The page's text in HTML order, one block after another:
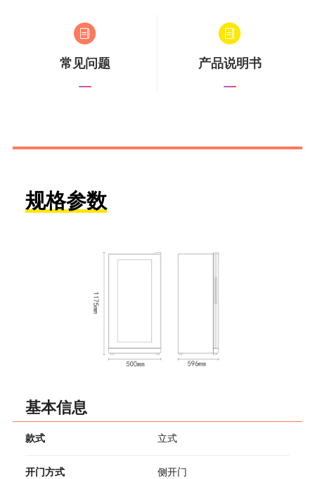
常见问题 产品说明书
规格参数
基本信息
款式 立式
开门方式 侧开门